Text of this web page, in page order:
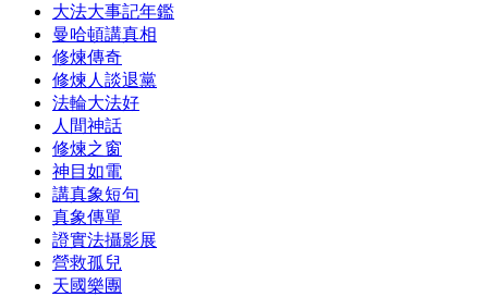
大法大事記年鑑
曼哈頓講真相
修煉傳奇
修煉人談退黨
法輪大法好
人間神話
修煉之窗
神目如電
講真象短句
真象傳單
證實法攝影展
營救孤兒
天國樂團